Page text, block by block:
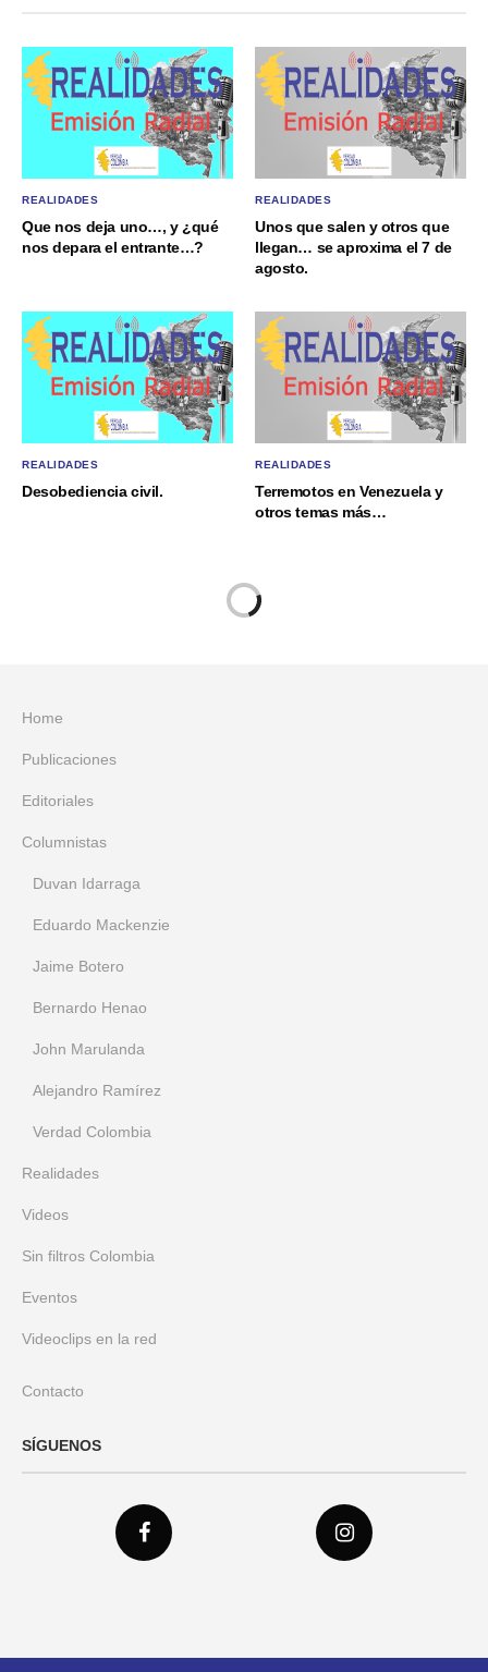
REALIDADES
Que nos deja uno…, y ¿qué
nos depara el entrante…?
REALIDADES
Unos que salen y otros que
llegan… se aproxima el 7 de
agosto.
REALIDADES
Desobediencia civil.
REALIDADES
Terremotos en Venezuela y
otros temas más…
Home
Publicaciones
Editoriales
Columnistas
Duvan Idarraga
Eduardo Mackenzie
Jaime Botero
Bernardo Henao
John Marulanda
Alejandro Ramírez
Verdad Colombia
Realidades
Videos
Sin filtros Colombia
Eventos
Videoclips en la red
Contacto
SÍGUENOS